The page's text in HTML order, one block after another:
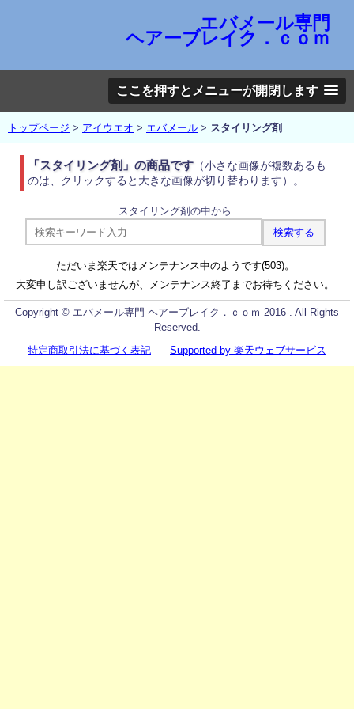
エバメール専門
ヘアーブレイク．ｃｏｍ
「スタイリング剤」の商品です （小さな画像が複数あるも
のは、クリックすると大きな画像が切り替わります）。
スタイリング剤の中から
ただいま楽天ではメンテナンス中のようです(503)。
大変申し訳ございませんが、メンテナンス終了までお待ちください。
トップページ > アイウエオ > エバメール > スタイリング剤
ここを押すとメニューが開閉します
Copyright © エバメール専門 ヘアーブレイク．ｃｏｍ 2016-. All Rights
Reserved.
特定商取引法に基づく表記
Supported by 楽天ウェブサービス